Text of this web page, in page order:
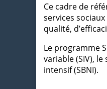
Ce cadre de
services
qualité,
Le programme
variable (SIV),
intensif (SBNI).